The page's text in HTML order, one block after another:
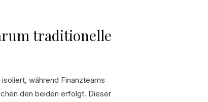
traditionelle
während Finanzteams
den beiden erfolgt. Dieser